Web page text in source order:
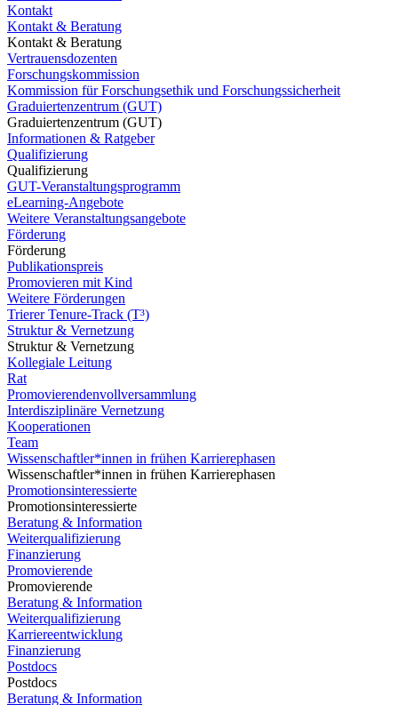
Kontakt
Kontakt & Beratung
Kontakt & Beratung
Vertrauensdozenten
Forschungskommission
Kommission für Forschungsethik und Forschungssicherheit
Graduiertenzentrum (GUT)
Graduiertenzentrum (GUT)
Informationen & Ratgeber
Qualifizierung
Qualifizierung
GUT-Veranstaltungsprogramm
eLearning-Angebote
Weitere Veranstaltungsangebote
Förderung
Förderung
Publikationspreis
Promovieren mit Kind
Weitere Förderungen
Trierer Tenure-Track (T³)
Struktur & Vernetzung
Struktur & Vernetzung
Kollegiale Leitung
Rat
Promovierendenvollversammlung
Interdisziplinäre Vernetzung
Kooperationen
Team
Wissenschaftler*innen in frühen Karrierephasen
Wissenschaftler*innen in frühen Karrierephasen
Promotionsinteressierte
Promotionsinteressierte
Beratung & Information
Weiterqualifizierung
Finanzierung
Promovierende
Promovierende
Beratung & Information
Weiterqualifizierung
Karriereentwicklung
Finanzierung
Postdocs
Postdocs
Beratung & Information